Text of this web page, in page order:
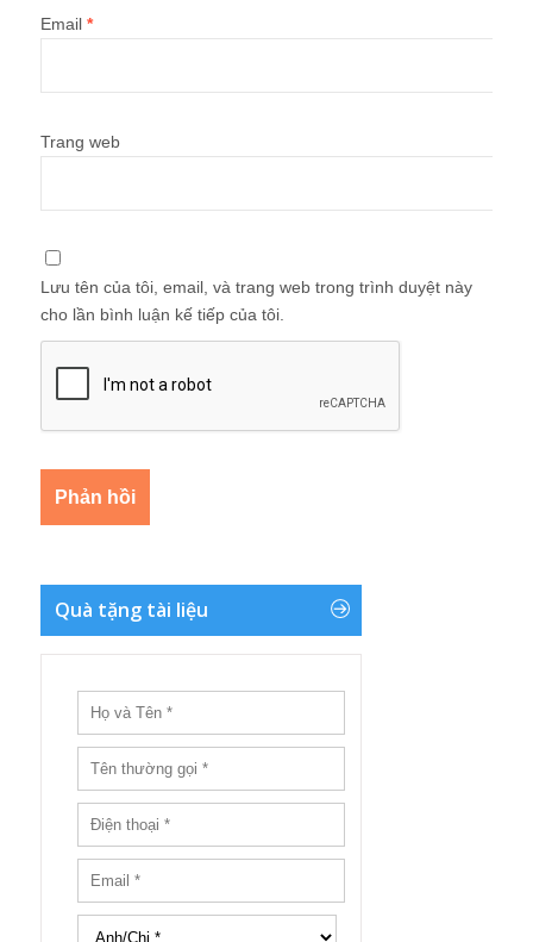
Email *
Trang web
Lưu tên của tôi, email, và trang web trong trình duyệt này
cho lần bình luận kế tiếp của tôi.
Quà tặng tài liệu